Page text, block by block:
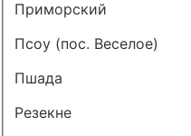
Приморский
Псоу (пос. Веселое)
Пшада
Резекне